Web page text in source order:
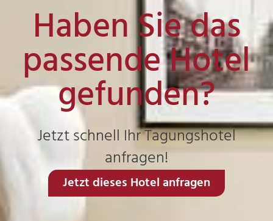
Haben Sie das
passende Hotel
gefunden?
Jetzt schnell Ihr Tagungshotel
anfragen!
Jetzt dieses Hotel anfragen